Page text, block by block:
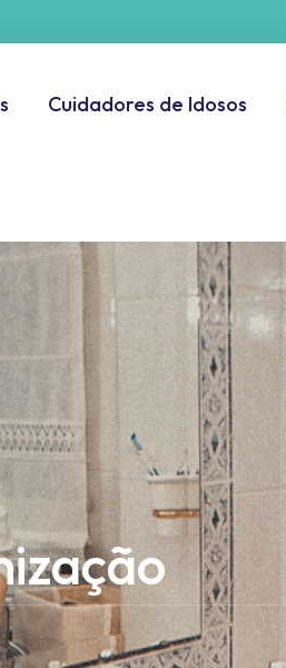
Cuidadores de Idosos